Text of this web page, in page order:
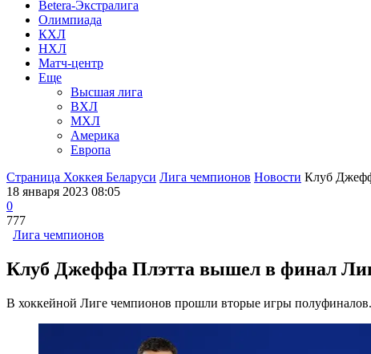
Betera-Экстралига
Олимпиада
КХЛ
НХЛ
Матч-центр
Еще
Высшая лига
ВХЛ
МХЛ
Америка
Европа
Страница Хоккея Беларуси Лига чемпионов Новости Клуб
18 января 2023 08:05
0
777
Лига чемпионов
Клуб Джеффа Плэтта вышел в финал
В хоккейной Лиге чемпионов прошли вторые игры полуфиналов.